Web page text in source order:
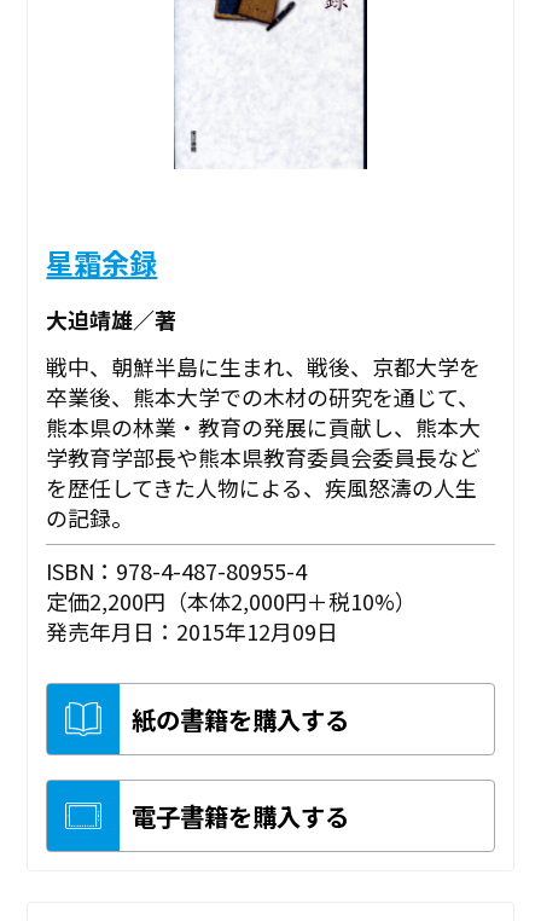
星霜余録
大迫靖雄／著
戦中、朝鮮半島に生まれ、戦後、京都大学を
卒業後、熊本大学での木材の研究を通じて、
熊本県の林業・教育の発展に貢献し、熊本大
学教育学部長や熊本県教育委員会委員長など
を歴任してきた人物による、疾風怒濤の人生
の記録。
ISBN：978-4-487-80955-4
定価2,200円（本体2,000円＋税10%）
発売年月日：2015年12月09日
紙の書籍を購入する
電子書籍を購入する